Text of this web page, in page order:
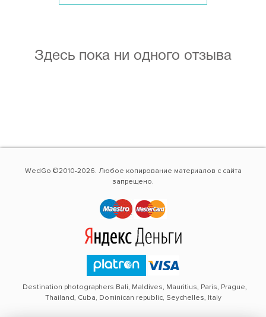
Здесь пока ни одного отзыва
WedGo ©2010-2026. Любое копирование материалов с сайта
запрещено.
Destination photographers Bali, Maldives, Mauritius, Paris, Prague,
Thailand, Cuba, Dominican republic, Seychelles, Italy